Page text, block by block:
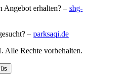
Angebot erhalten? – shg-
– parksaqi.de
. Alle Rechte vorbehalten.